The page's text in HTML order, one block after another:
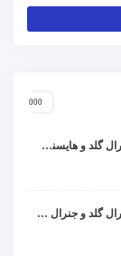
مقایسه کولر گازی گری و کریر و ال جی و جنرال گلد و هایسنس و مدیا و اجنرال
مقایسه کولر گازی گری و کریر و ال جی و جنرال گلد و جنرال شکار و سامسونگ و یونیوا